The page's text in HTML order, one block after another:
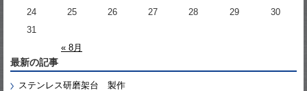
« 8月
24
25 26 27 28 29
30
31
最新の記事
ステンレス研磨架台 製作